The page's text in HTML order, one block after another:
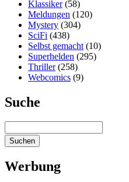
Klassiker(58)
Meldungen (120)
Mystery (304)
SciFi (438)
Selbst gemacht (10)
Superhelden (295)
Thriller(258)
Webcomics (9)
Suche
Werbung